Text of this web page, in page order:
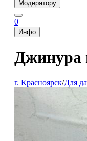
Модератору
0
Инфо
Джинура
г. Красноярск/Для